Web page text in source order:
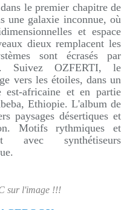
le premier chapitre de
une galaxie inconnue, où
et espace
dieux remplacent les
sont écrasés par
Suivez OZFERTI, le
vers les étoiles, dans un
africaine et en partie
Ethiopie. L'album de
paysages désertiques et
Motifs rythmiques et
avec synthétiseurs
sur l'image !!!